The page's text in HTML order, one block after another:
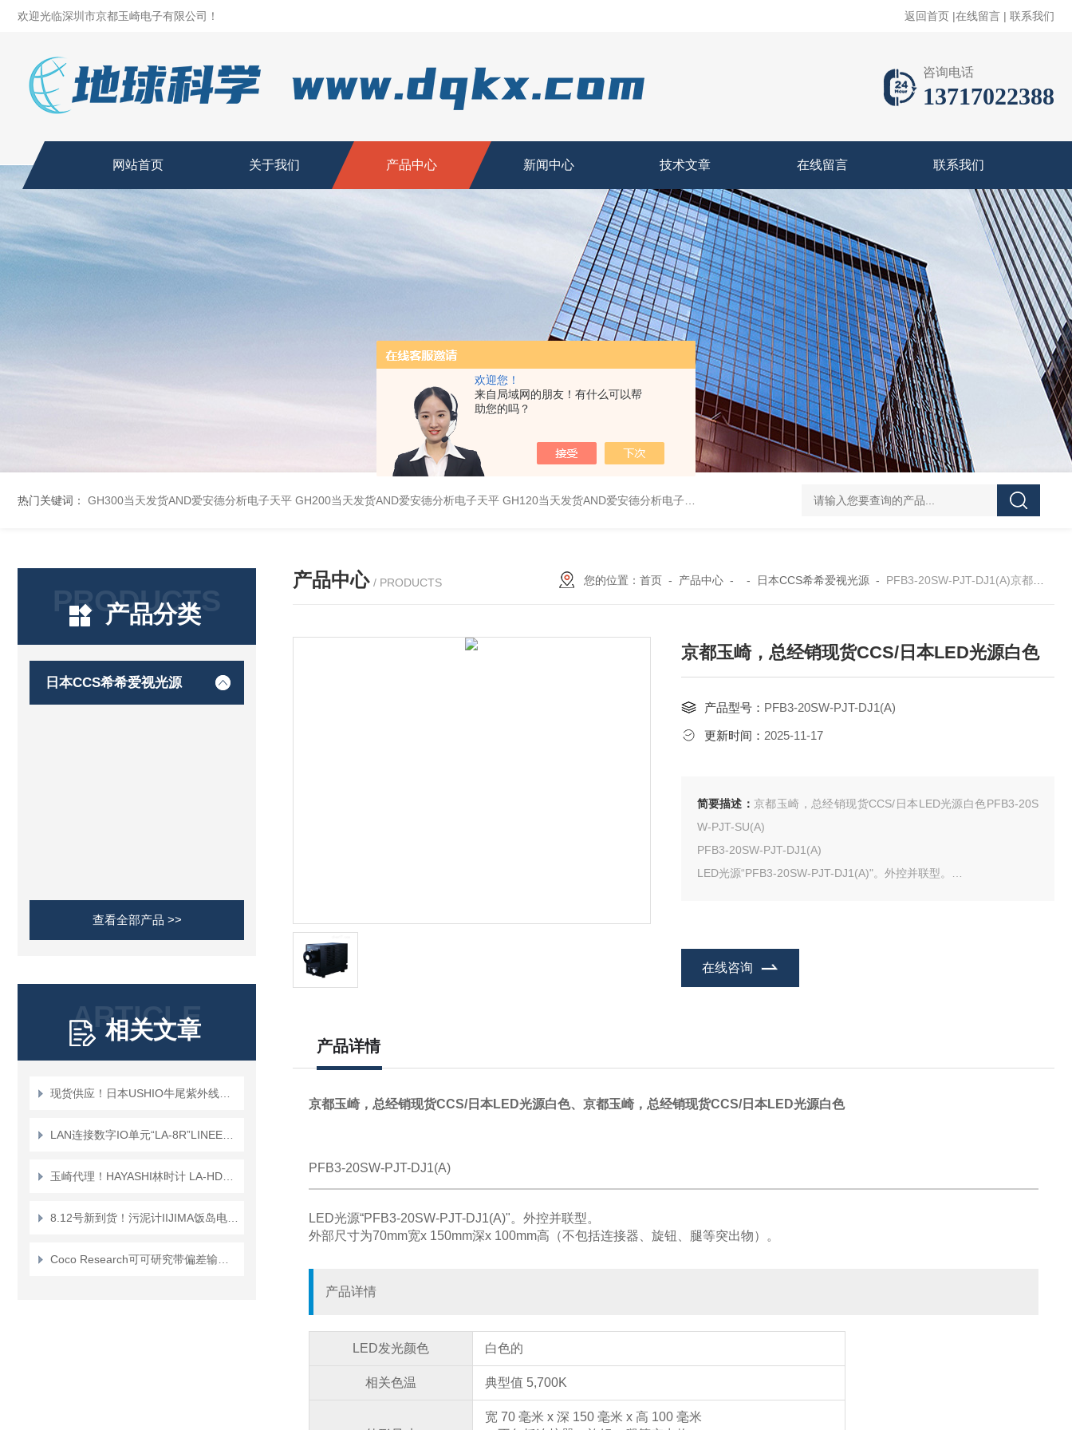
欢迎您！
来自局域网的朋友！有什么可以帮
助您的吗？
欢迎光临深圳市京都玉崎电子有限公司！ 返回首页 |在线留言 | 联系我们
咨询电话
13717022388
网站首页 关于我们 产品中心 新闻中心 技术文章 在线留言 联系我们
热门关键词： GH300当天发货AND爱安德分析电子天平 GH200当天发货AND爱安德分析电子天平 GH120当天发货AND爱安德分析电子天平 GH252当天发货AND爱安德分析电子天平 SJ-210当天发货三丰/Mitutoyo
PRODUCTS
产品分类
日本CCS希希爱视光源
查看全部产品 >>
ARTICLE
相关文章
产品中心 / PRODUCTS 您的位置： 首页- 产品中心- - 日本CCS希希爱视光源- PFB3-20SW-PJT-DJ1(A)京都玉崎，总经销现货CCS/日本LED光源白色
京都玉崎，总经销现货CCS/日本LED光源白色
产品型号： PFB3-20SW-PJT-DJ1(A)
更新时间： 2025-11-17
简要描述： 京都玉崎，总经销现货CCS/日本LED光源白色PFB3-20S
W-PJT-SU(A)
PFB3-20SW-PJT-DJ1(A)
LED光源“PFB3-20SW-PJT-DJ1(A)"。外控并联型。
在线咨询
产品详情
京都玉崎，总经销现货CCS/日本LED光源白色、 京都玉崎，总经销现货CCS/日本LED光源白色
PFB3-20SW-PJT-DJ1(A)
LED光源“PFB3-20SW-PJT-DJ1(A)"。 外控并联型。
外部尺寸为70mm宽x 150mm深x 100mm高（不包括连接器、旋钮、腿等突出物）。
产品详情
LED发光颜色 白色的
相关色温 典型值 5,700K
宽 70 毫米 x 深 150 毫米 x 高 100 毫米